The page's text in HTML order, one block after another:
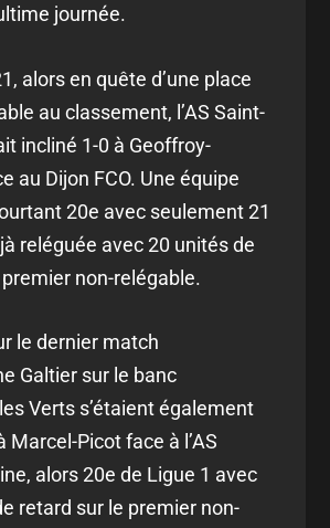
journée.
alors en quête d’une place
au classement, l’AS Saint-
incliné 1-0 à Geoffroy-
au Dijon FCO. Une équipe
20e avec seulement 21
reléguée avec 20 unités de
non-relégable.
le dernier match
Galtier sur le banc
Verts s’étaient également
Marcel-Picot face à l’AS
alors 20e de Ligue 1 avec
retard sur le premier non-